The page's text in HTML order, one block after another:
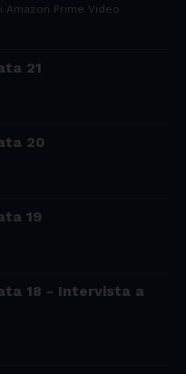
Prime Video
21
20
19
18 - Intervista a